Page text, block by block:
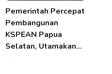
Pemerintah Percepat
Pembangunan
KSPEAN Papua
Selatan, Utamakan…